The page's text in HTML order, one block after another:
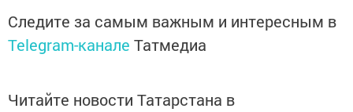
Следите за самым важным и интересным в
Telegram-канале Татмедиа
Читайте новости Татарстана в